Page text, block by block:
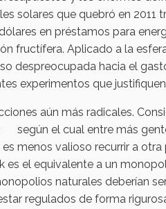
solares que quebró en 2011
en préstamos para
fructífera. Aplicado a la
despreocupada hacia el
experimentos que
aún más radicales.
el cual entre más
menos valioso recurrir a
el equivalente a un
naturales deberían
regulados de forma